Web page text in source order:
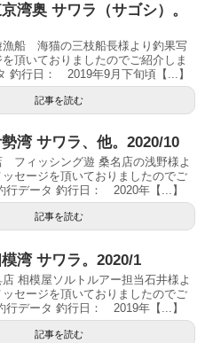
湾奥 サワラ（サゴシ）。
漁船 海猫の三枝船長様より釣果写
頂いておりましたのでご紹介しま
釣行日： 2019年9月下旬頃【...】
記事を読む
湾 サワラ、他。2020/10
フィッシング遊 桑名店の浅野様よ
ッセージを頂いておりましたのでご
行データ 釣行日： 2020年【...】
記事を読む
湾 サワラ。2020/1
相模屋ソルトルアー担当石井様よ
ッセージを頂いておりましたのでご
行データ 釣行日： 2019年【...】
記事を読む